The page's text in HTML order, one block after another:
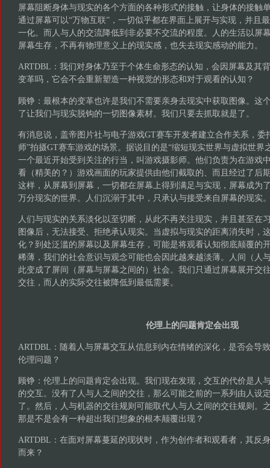
屏幕阻断身体与现实的各个方面的各种形式的接触，让身体的接触
通过屏幕可以“万物互联”，一切似乎都在界面上展开与实现，并且
一化。而人与人的交流降低到非必要不交流的程度。人的生活以屏
屏幕生存，不再有物理意义上的现实感，也失去现实感动的能力。
ARTDBL：我们对身体乃至于个体生命形态的认知，会因屏幕及其
变革吗，它会不会重新塑造一种视觉的形态和对于观看的认知？
顾铮：最根本的变革也许是我们不需要亲身去现实中获取图像。这
了让我们与现实脱钩的一切图像素材。我们只要去抓取就是了。
有消息说，盖帝图片社与电子游戏GT赛车开发者建立合作关系，委
师”拍摄GT赛车游戏的场景。据说目的是“缩短现实世界与虚拟世界
一个最近开始受到关注的行当，叫游戏摄影师。他们负责为在游戏
看（精美的？）游戏画面的玩家提供由他们截取的、而且经过了后
这样，从屏幕到屏幕，一切都在屏幕上得到满足与实现，屏幕成为
万分现实的世界。人们沉溺于其中，只承认与接受来自屏幕的现实
人们与现实的关系淡化以至切断，从此不再关注现实，并且甚至在
图像后，无法接受、拒绝承认现实。当虚拟与现实的距离消失时，
化？到处泛滥的屏幕以及屏幕生存，可能是将观看认知彻底颠覆的
稀薄，我们的社会意识与观念可能也会因此越来越淡薄。人间（人
此变成了屏间（屏幕与屏幕之间的）社会。我们只通过屏幕展开交
交往，而人的实际交往被降低到最低需要。
伦理上的问题肯定会出现
ARTDBL：随着人与屏幕交互从信息到内在情绪的深化，是否会导
伦理问题？
顾铮：伦理上的问题肯定会出现。我们现在发现，交互的代价是人
的交互。没有了人与人之间的交往，那么可能之前的一系列由人设
了。然后，人与机器的交往规则可能取代人与人之间的交往规则。
那是不是会有一种超出我们想象的根本颠覆出现？
ARTDBL：在面对屏幕蔓延的现状时，作为创作者和观看者，其反
而来？